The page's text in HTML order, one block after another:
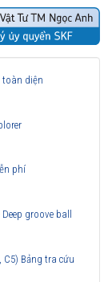
toàn diện
phí
groove ball
C5) Bảng tra cứu